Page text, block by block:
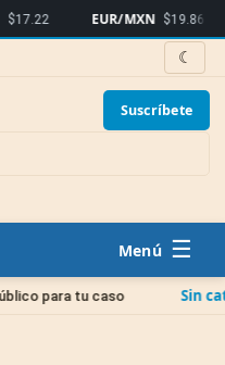
EUR/MXN $19.86
☾
Suscríbete
☰
caso Sin categoría